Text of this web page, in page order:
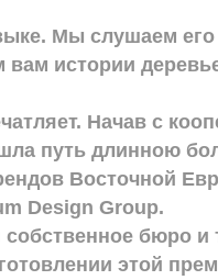
Мы слушаем
вам истории
Начав с
путь длинною
Восточной
Design Group.
бюро и
этой